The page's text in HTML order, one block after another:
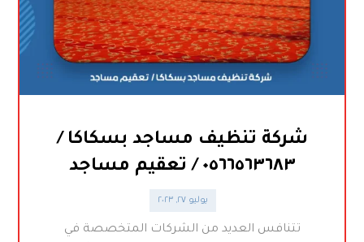
شركة تنظيف مساجد بسكاكا /
٠٥٦٦٥٦٣٦٨٣ / تعقيم مساجد
يوليو ٢٧, ٢٠٢٣
تتنافس العديد من الشركات المتخصصة في